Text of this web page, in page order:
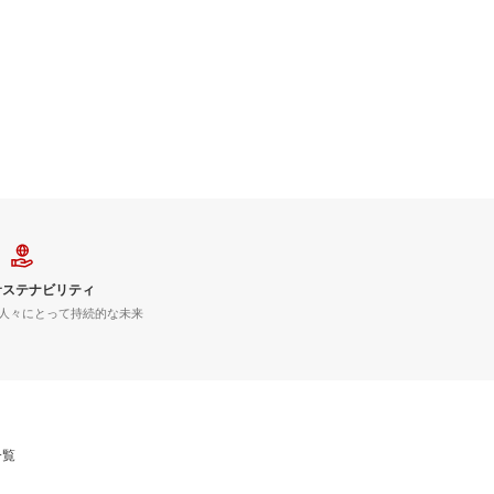
テナビリティ
々にとって持続的な未来